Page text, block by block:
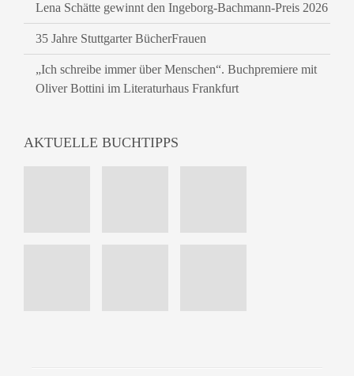
Lena Schätte gewinnt den Ingeborg-Bachmann-Preis 2026
35 Jahre Stuttgarter BücherFrauen
„Ich schreibe immer über Menschen“. Buchpremiere mit
Oliver Bottini im Literaturhaus Frankfurt
AKTUELLE BUCHTIPPS